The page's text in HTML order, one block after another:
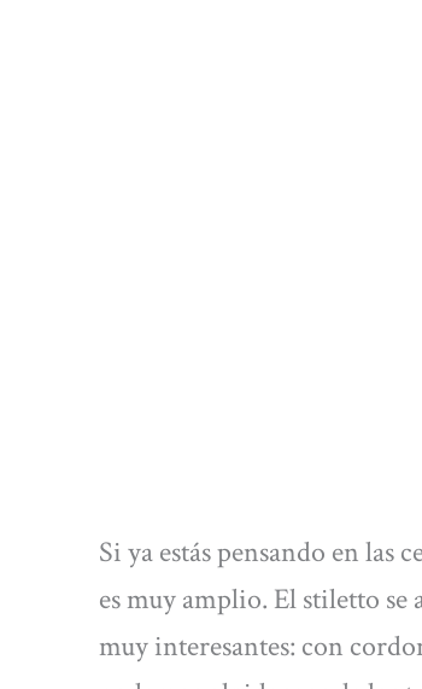
Si ya estás pensando en las
es muy amplio. El stiletto se
muy interesantes: con